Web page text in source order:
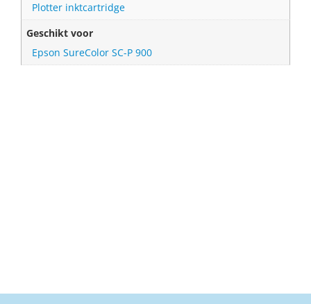
Plotter inktcartridge
Geschikt voor
Epson SureColor SC-P 900